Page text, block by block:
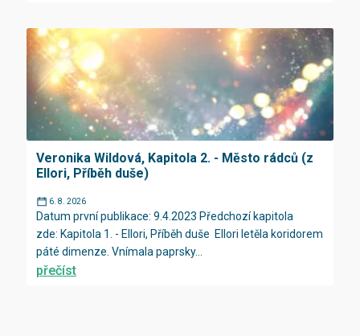
Veronika Wildová, Kapitola 2. - Město rádců (z
Ellori, Příběh duše)
6. 8. 2026
Datum první publikace: 9.4.2023 Předchozí kapitola
zde: Kapitola 1. - Ellori, Příběh duše Ellori letěla koridorem
páté dimenze. Vnímala paprsky...
přečíst